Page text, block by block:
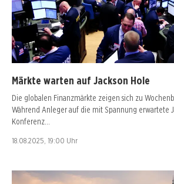
Märkte warten auf Jackson Hole
Die globalen Finanzmärkte zeigen sich zu
Während Anleger auf die mit Spannung erwartete
Konferenz…
18.08.2025, 19:00 Uhr